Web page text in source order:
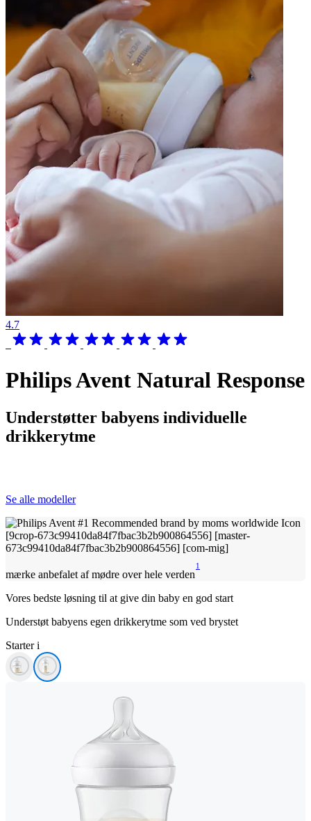
4.7
Philips Avent Natural Response
Understøtter babyens individuelle
drikkerytme
Se alle modeller
mærke anbefalet af mødre over hele verden
1
Vores bedste løsning til at give din baby en god start
Understøt babyens egen drikkerytme som ved brystet
Starter i